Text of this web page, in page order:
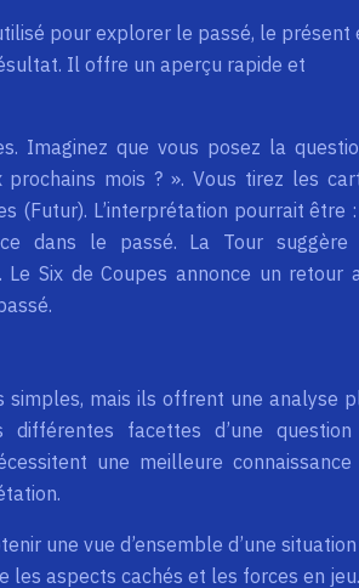
pour explorer le passé, le présent
Il offre un aperçu rapide et
Imaginez que vous posez la
mois ? ». Vous tirez les
(Futur). L’interprétation pourrait être
dans le passé. La Tour suggère
Six de Coupes annonce un retour
mais ils offrent une analyse
différentes facettes d’une
une meilleure connaissance
une vue d’ensemble d’une
aspects cachés et les forces en jeu.